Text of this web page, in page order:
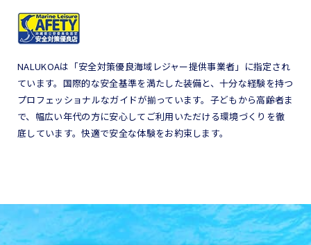
NALUKOAは「安全対策優良海域レジャー提供事業者」に指定され
ています。国際的な安全基準を満たした装備と、十分な経験を持つ
プロフェッショナルなガイドが揃っています。子どもから高齢者ま
で、幅広い年代の方に安心してご利用いただける環境づくりを徹
底しています。快適で安全な体験をお約束します。